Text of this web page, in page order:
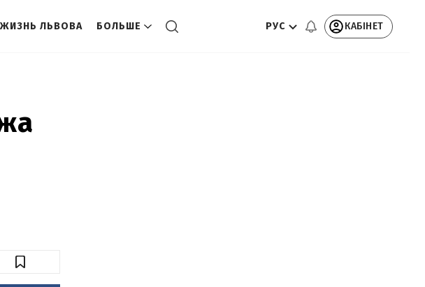
ЖИЗНЬ ЛЬВОВА БОЛЬШЕ РУС КАБІНЕТ